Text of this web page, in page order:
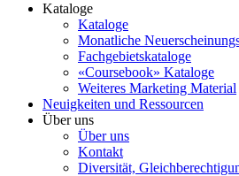
Kataloge
Kataloge
Monatliche
Fachgebietskataloge
«Coursebook» Kataloge
Weiteres Marketing Material
Neuigkeiten und Ressourcen
Über uns
Über uns
Kontakt
Diversität,